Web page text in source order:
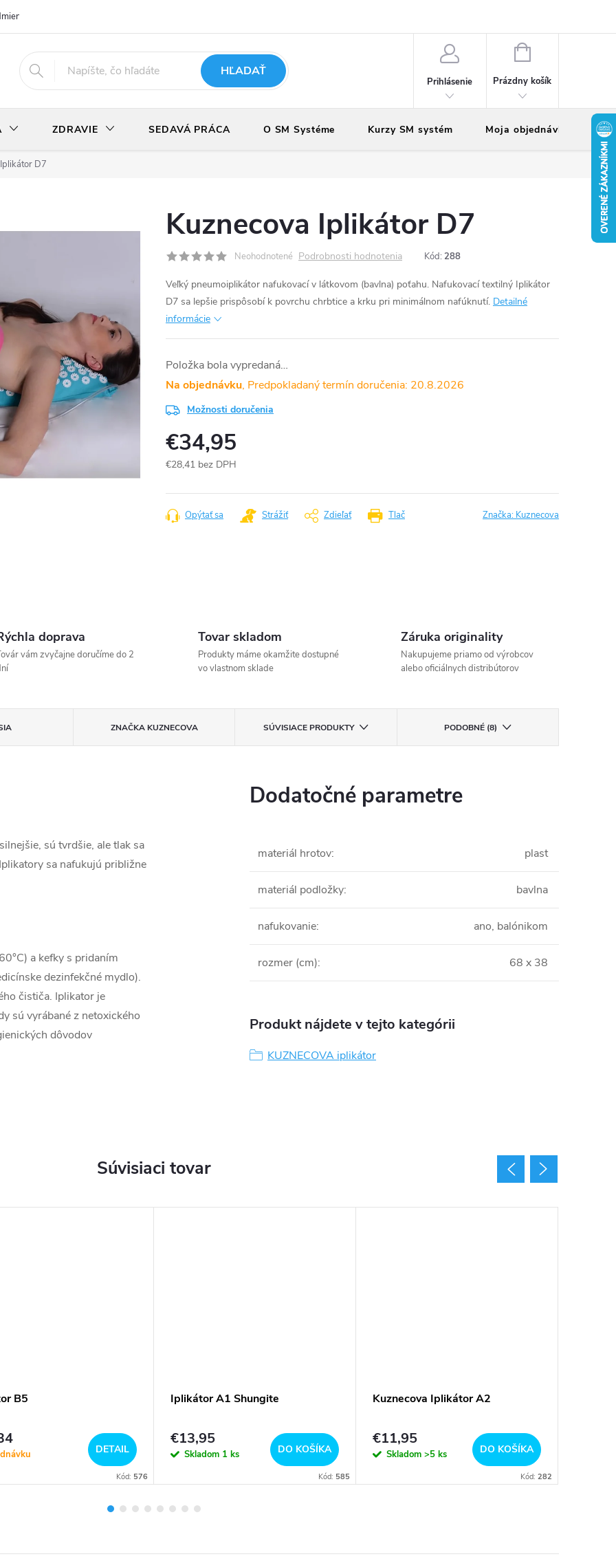
HĽADAŤ
Prihlásenie
NÁKUPNÝ
Prázdny košík
ZDRAVIE SEDAVÁ PRÁCA O SM Systéme Kurzy SM systém Moja objednávka
D7
Kuznecova Iplikátor D7
Neohodnotené Podrobnosti hodnotenia Kód: 288
Veľký pneumoiplikátor nafukovací v látkovom (bavlna) poťahu. Nafukovací textilný Iplikátor
D7 sa lepšie prispôsobí k povrchu chrbtice a krku pri minimálnom nafúknutí. Detailné
informácie
Položka bola vypredaná…
Na objednávku
20.8.2026
Možnosti doručenia
€34,95
€28,41 bez DPH
cena:
Tlač
Opýtať sa Strážiť Zdieľať Značka: Kuznecova
doprava
vám zvyčajne doručíme do 2
Tovar skladom
Produkty máme okamžite dostupné
vo vlastnom sklade
Záruka originality
Nakupujeme priamo od výrobcov
alebo oficiálnych distribútorov
ZNAČKAKUZNECOVA SÚVISIACE PRODUKTY PODOBNÉ (8)
sú tvrdšie, ale tlak sa
sa nafukujú približne
a kefky s pridaním
dezinfekčné mydlo).
čističa. Iplikator je
sú vyrábané z netoxického
dôvodov
Dodatočné parametre
materiál hrotov: plast
materiál podložky: bavlna
nafukovanie: ano, balónikom
rozmer (cm): 68 x 38
Produkt nájdete v tejto kategórii
KUZNECOVA iplikátor
Súvisiaci tovar
B5
DETAIL
Kód: 576
Iplikátor A1 Shungite
€13,95
Skladom 1 ks DO KOŠÍKA
Kód: 585
Kuznecova Iplikátor A2
€11,95
Skladom >5 ks DO KOŠÍKA
Kód: 282